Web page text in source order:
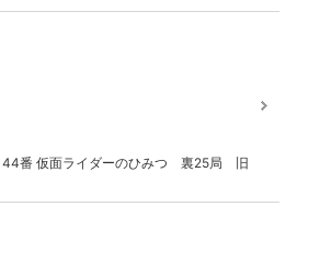
44番 仮面ライダーのひみつ 裏25局 旧